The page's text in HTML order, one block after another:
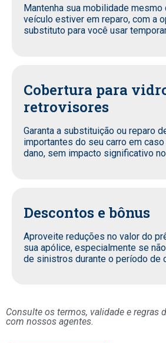
Mantenha sua mobilidade mesmo
veículo estiver em reparo, com a
substituto para você usar
Cobertura para
retrovisores
Garanta a substituição ou reparo
importantes do seu carro em
dano, sem impacto significativo
Descontos e bônus
Aproveite reduções no valor do
sua apólice, especialmente se
de sinistros durante o período de
Consulte os termos, validade e regras
com nossos agentes.